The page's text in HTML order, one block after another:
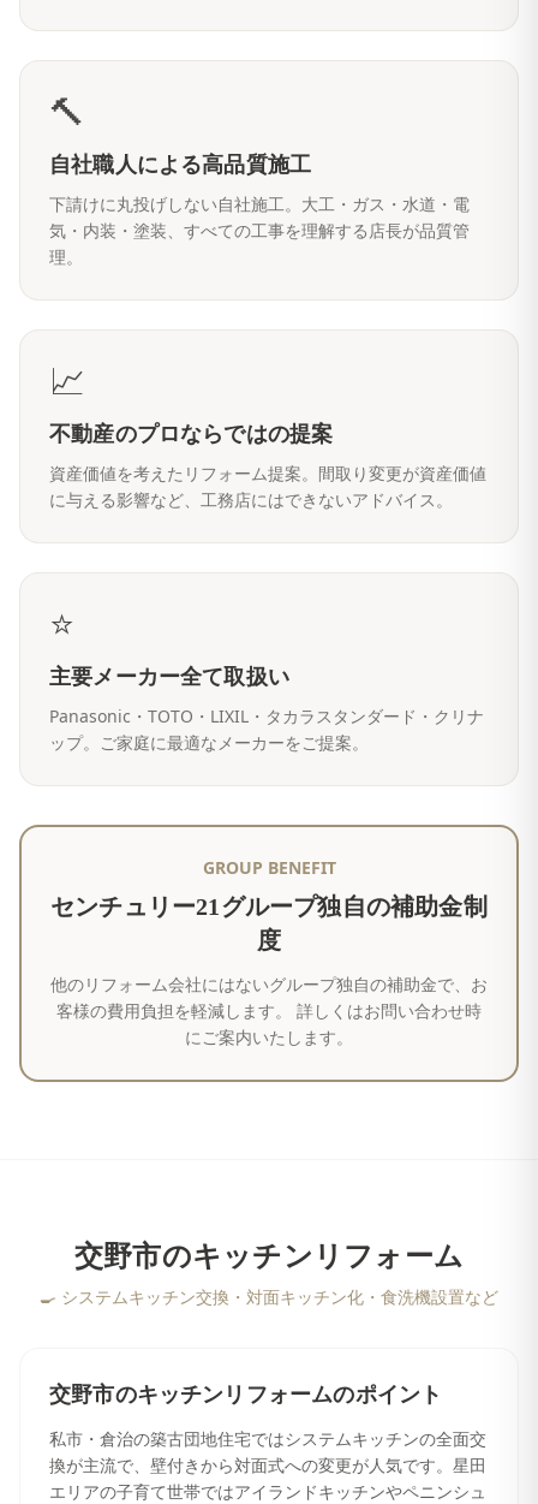
🔨
自社職人による高品質施工
下請けに丸投げしない自社施工。大工・ガス・水道・電
気・内装・塗装、すべての工事を理解する店長が品質管
理。
📈
不動産のプロならではの提案
資産価値を考えたリフォーム提案。間取り変更が資産価値
に与える影響など、工務店にはできないアドバイス。
⭐
主要メーカー全て取扱い
Panasonic・TOTO・LIXIL・タカラスタンダード・クリナ
ップ。ご家庭に最適なメーカーをご提案。
GROUP BENEFIT
センチュリー21グループ独自の補助金制
度
他のリフォーム会社にはないグループ独自の補助金で、お
客様の費用負担を軽減します。 詳しくはお問い合わせ時
にご案内いたします。
交野市のキッチンリフォーム
🍳 システムキッチン交換・対面キッチン化・食洗機設置など
交野市のキッチンリフォームのポイント
私市・倉治の築古団地住宅ではシステムキッチンの全面交
換が主流で、壁付きから対面式への変更が人気です。星田
エリアの子育て世帯ではアイランドキッチンやペニンシュ